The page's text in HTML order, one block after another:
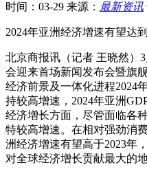
时间：03-29 来源： 最新资讯
2024年亚洲经济增速有望达
北京商报讯（记者 王晓然）
会迎来首场新闻发布会暨旗
经济前景及一体化进程2024
持较高增速，2024年亚洲
经济增长方面，尽管面临各
特较高增速。在相对强劲消
洲经济增速有望高于2023年
对全球经济增长贡献最大的地